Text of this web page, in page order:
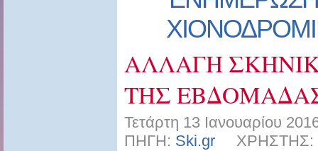
ΑΛΛΑΓΗ
ΤΗΣ
Τετάρτη 13 Ιανουαρίου
ΠΗΓΗ: Ski.gr ΧΡΗΣΤΗΣ: